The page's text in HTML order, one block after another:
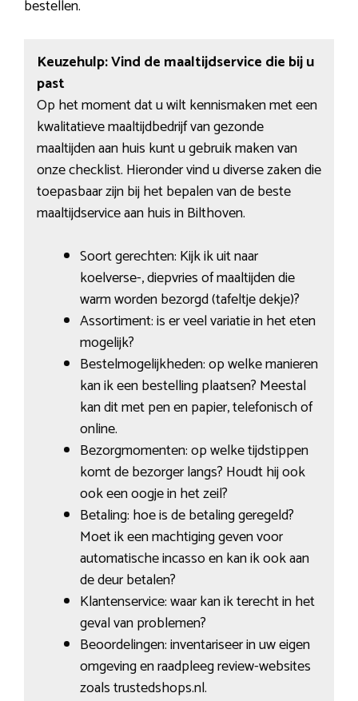
bestellen.
Keuzehulp: Vind de maaltijdservice die bij u
past
Op het moment dat u wilt kennismaken met een
kwalitatieve maaltijdbedrijf van gezonde
maaltijden aan huis kunt u gebruik maken van
onze checklist. Hieronder vind u diverse zaken die
toepasbaar zijn bij het bepalen van de beste
maaltijdservice aan huis in Bilthoven.
Soort gerechten: Kijk ik uit naar
koelverse-, diepvries of maaltijden die
warm worden bezorgd (tafeltje dekje)?
Assortiment: is er veel variatie in het eten
mogelijk?
Bestelmogelijkheden: op welke manieren
kan ik een bestelling plaatsen? Meestal
kan dit met pen en papier, telefonisch of
online.
Bezorgmomenten: op welke tijdstippen
komt de bezorger langs? Houdt hij ook
ook een oogje in het zeil?
Betaling: hoe is de betaling geregeld?
Moet ik een machtiging geven voor
automatische incasso en kan ik ook aan
de deur betalen?
Klantenservice: waar kan ik terecht in het
geval van problemen?
Beoordelingen: inventariseer in uw eigen
omgeving en raadpleeg review-websites
zoals trustedshops.nl.